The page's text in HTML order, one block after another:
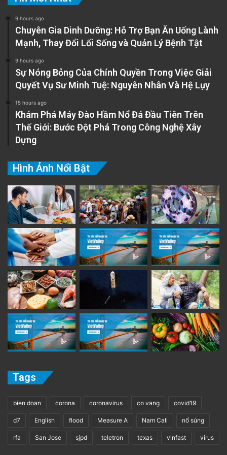
9 hours ago
Chuyên Gia Dinh Dưỡng: Hỗ Trợ Bạn Ăn Uống Lành
Mạnh, Thay Đổi Lối Sống và Quản Lý Bệnh Tật
9 hours ago
Sự Nóng Bỏng Của Chính Quyền Trong Việc Giải
Quyết Vụ Sư Minh Tuệ: Nguyên Nhân Và Hệ Lụy
15 hours ago
Khám Phá Máy Đào Hầm Nổ Đá Đầu Tiên Trên
Thế Giới: Bước Đột Phá Trong Công Nghệ Xây
Dựng
Hình Ảnh Nổi Bật
Tags
bien doan corona coronavirus co vang covid19
d7 English flood Measure A Nam Cali nổ súng
rfa San Jose sjpd teletron texas vinfast virus